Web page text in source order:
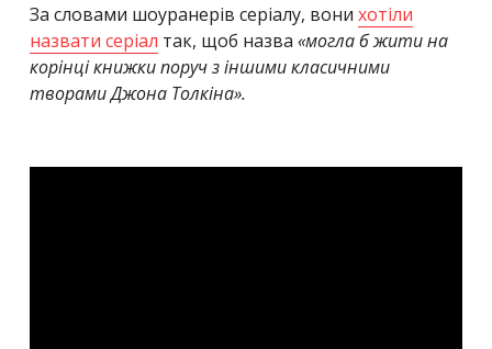
За словами шоуранерів серіалу, вони хотіли
назвати серіал так, щоб назва «могла б жити на
корінці книжки поруч з іншими класичними
творами Джона Толкіна».